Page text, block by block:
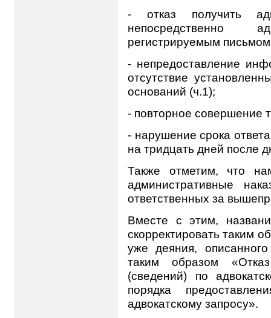
- отказ получить
непосредственно
регистрируемым
- непредоставление
отсутствие
оснований (ч.1);
- повторное совершение
- нарушение срока
на тридцать дней после
Также отметим, что
административные
ответственных за
Вместе с этим,
скорректировать таким
уже деяния,
таким образом
(сведений) по
порядка
адвокатскому запросу».